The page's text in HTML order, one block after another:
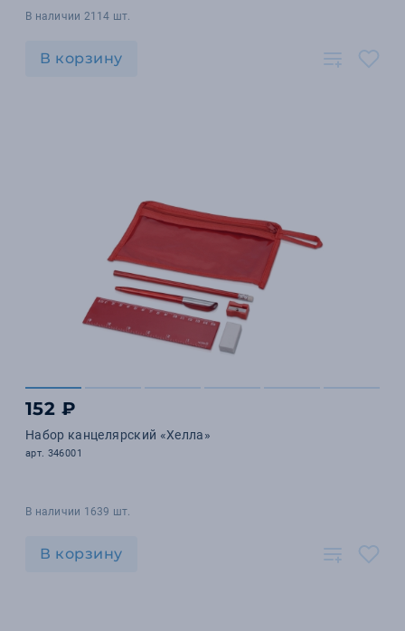
В наличии 2114 шт.
В корзину
152 ₽
Набор канцелярский «Хелла»
арт. 346001
В наличии 1639 шт.
В корзину